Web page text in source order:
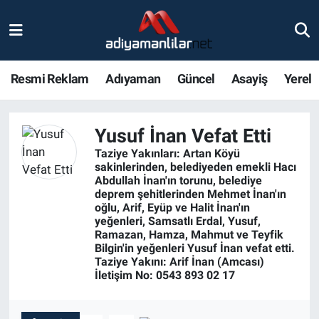
Resmi Reklam Adıyaman Güncel Asayiş Yerel
Yusuf İnan Vefat Etti
Taziye Yakınları: Artan Köyü
sakinlerinden, belediyeden emekli Hacı
Abdullah İnan'ın torunu, belediye
deprem şehitlerinden Mehmet İnan'ın
oğlu, Arif, Eyüp ve Halit İnan'ın
yeğenleri, Samsatlı Erdal, Yusuf,
Ramazan, Hamza, Mahmut ve Teyfik
Bilgin'in yeğenleri Yusuf İnan vefat etti.
Taziye Yakını: Arif İnan (Amcası)
İletişim No: 0543 893 02 17
Röportajlar
Magazin
Bölge Haberleri
Sağlık
Nöbetçi Eczaneler
Adiyaman Namaz Vakitleri
Trafik Durumu
Süper Lig Puan Durumu ve Fikstür
Tüm Manşetler
Son Dakika Haberleri
Haber Arşivi